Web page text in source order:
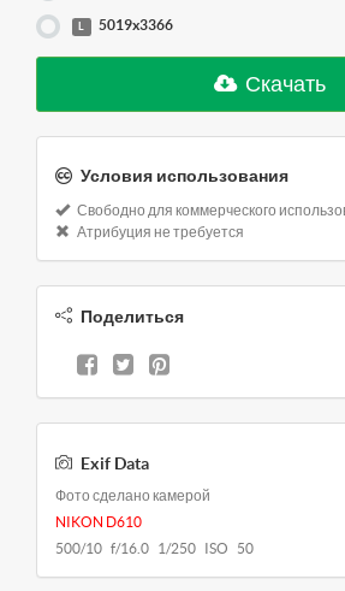
5019x3366
Скачать
Условия использования
Свободно для коммерческого
Атрибуция не требуется
Поделиться
Exif Data
Фото сделано камерой
NIKON D610
500/10 f/16.0 1/250 ISO 50